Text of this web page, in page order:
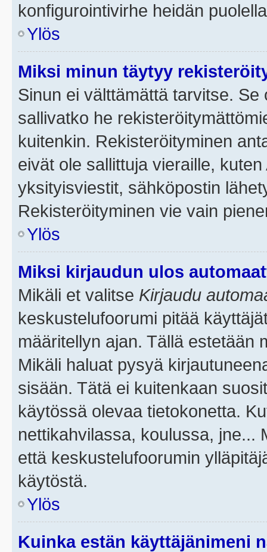
konfigurointivirhe heidän
Ylös
Miksi minun täytyy
Sinun ei välttämättä tarvitse.
sallivatko he
kuitenkin. Rekisteröityminen
eivät ole sallittuja vieraille,
yksityisviestit, sähköpostin
Rekisteröityminen vie vain
Ylös
Miksi kirjaudun ulos
Mikäli et valitse Kirjaudu
keskustelufoorumi pitää
määritellyn ajan. Tällä estetään
Mikäli haluat pysyä
sisään. Tätä ei kuitenkaan
käytössä olevaa tietokonetta.
nettikahvilassa, koulussa, jne...
että keskustelufoorumin
käytöstä.
Ylös
Kuinka estän käyttäjänimeni